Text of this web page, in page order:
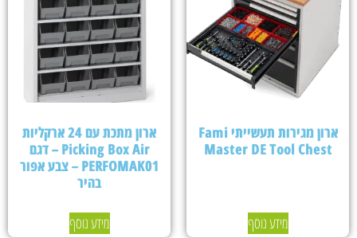
ארון מגירות תעשייתי Fami
Master DE Tool Chest
מידע נוסף
ארון מתכת עם 24 ארקליות
Picking Box Air – דגם
PERFOMAK01 – צבע אפור
בהיר
מידע נוסף